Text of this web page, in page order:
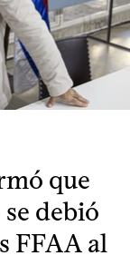
que
debió
FFAA al